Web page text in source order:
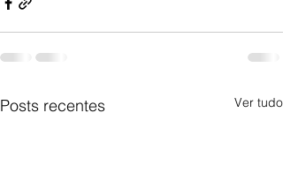
Posts recentes Ver tudo